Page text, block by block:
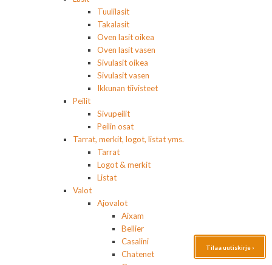
Tuulilasit
Takalasit
Oven lasit oikea
Oven lasit vasen
Sivulasit oikea
Sivulasit vasen
Ikkunan tiivisteet
Peilit
Sivupeilit
Peilin osat
Tarrat, merkit, logot, listat yms.
Tarrat
Logot & merkit
Listat
Valot
Ajovalot
Aixam
Bellier
Casalini
Chatenet
Tilaa uutiskirje ›